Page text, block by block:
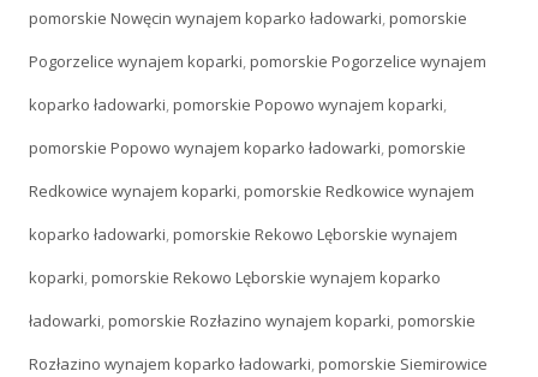
pomorskie Nowęcin wynajem koparko ładowarki,pomorskie
Pogorzelice wynajem koparki,pomorskie Pogorzelice wynajem
koparko ładowarki,pomorskie Popowo wynajem koparki,
pomorskie Popowo wynajem koparko ładowarki,pomorskie
Redkowice wynajem koparki,pomorskie Redkowice wynajem
koparko ładowarki,pomorskie Rekowo Lęborskie wynajem
koparki,pomorskie Rekowo Lęborskie wynajem koparko
ładowarki,pomorskie Rozłazino wynajem koparki,pomorskie
Rozłazino wynajem koparko ładowarki,pomorskie Siemirowice